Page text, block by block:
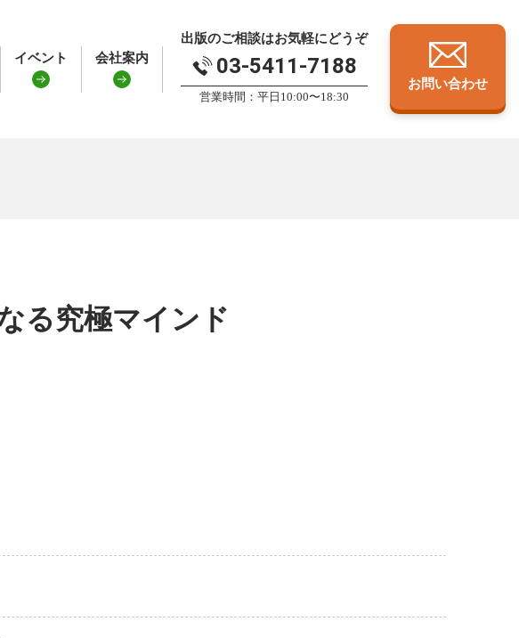
イベント 会社案内
出版のご相談はお気軽にどうぞ
03-5411-7188
営業時間：平日10:00〜18:30
お問い合わせ
る究極マインド